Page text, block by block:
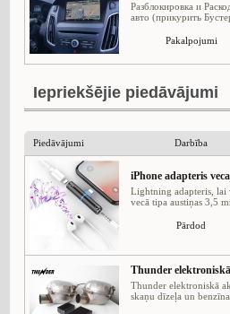
Разблокировка и
авто (прикурить
Pakalpojumi
Iepriekšējie piedāvājumi
Piedāvājumi Darbība
iPhone adapteris
Lightning adapteris, lai
vecā tipa austiņas 3,5
Pārdod
Thunder
Thunder elektroniskā
skaņu dīzeļa un